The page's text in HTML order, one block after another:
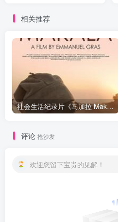
相关推荐
社会生活纪录片《马加拉 Makala》下载
评论 抢沙发
欢迎您留下宝贵的见解！